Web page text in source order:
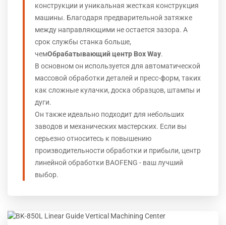
конструкции и уникальная жесткая конструкция
машины. Благодаря предварительной затяжке
между направляющими не остается зазора. А
срок службы станка больше,
чемОбрабатывающий центр Box Way.
В основном он используется для автоматической
массовой обработки деталей и пресс-форм, таких
как сложные кулачки, доска образцов, штампы и
дуги.
Он также идеально подходит для небольших
заводов и механических мастерских. Если вы
серьезно относитесь к повышению
производительности обработки и прибыли, центр
линейной обработки BAOFENG - ваш лучший
выбор.